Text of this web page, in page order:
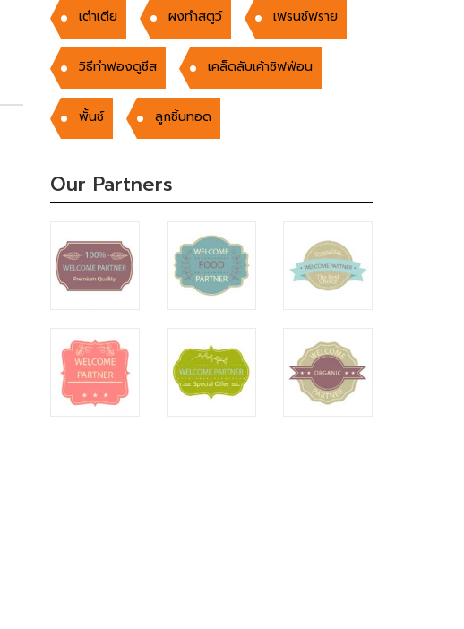
เต๋าเตีย ผงทำสตูว์ เฟรนช์ฟราย
วิธีทำฟองดูชีส เคล็ดลับเค้าซิฟฟ่อน
พั้นช์ ลูกชิ้นทอด
Our Partners